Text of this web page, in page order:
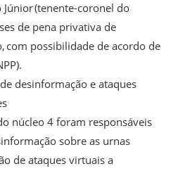
(tenente-coronel do
de pena privativa de
com possibilidade de acordo de
desinformação e ataques
núcleo 4 foram responsáveis
sobre as urnas
de ataques virtuais a